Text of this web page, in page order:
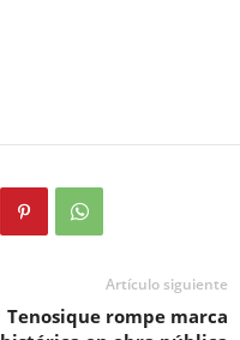
Artículo siguiente
Tenosique rompe marca